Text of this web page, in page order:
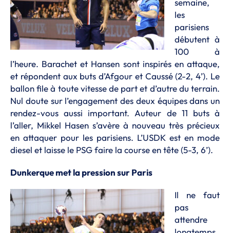
semaine,
les
parisiens
débutent à
100 à
l’heure. Barachet et Hansen sont inspirés en attaque,
et répondent aux buts d’Afgour et Caussé (2-2, 4’). Le
ballon file à toute vitesse de part et d’autre du terrain.
Nul doute sur l’engagement des deux équipes dans un
rendez-vous aussi important. Auteur de 11 buts à
l’aller, Mikkel Hasen s’avère à nouveau très précieux
en attaquer pour les parisiens. L’USDK est en mode
diesel et laisse le PSG faire la course en tête (5-3, 6’).
Dunkerque met la pression sur Paris
Il ne faut
pas
attendre